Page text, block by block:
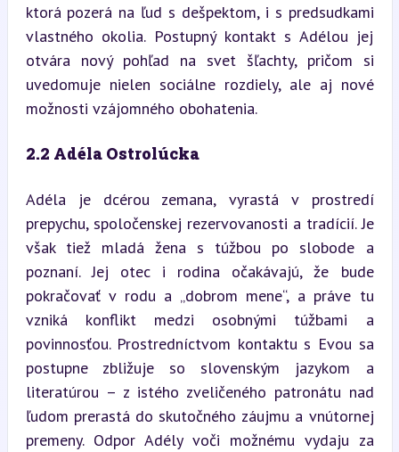
ktorá pozerá na ľud s dešpektom, i s predsudkami
vlastného okolia. Postupný kontakt s Adélou jej
otvára nový pohľad na svet šľachty, pričom si
uvedomuje nielen sociálne rozdiely, ale aj nové
možnosti vzájomného obohatenia.
2.2 Adéla Ostrolúcka
Adéla je dcérou zemana, vyrastá v prostredí
prepychu, spoločenskej rezervovanosti a tradícií. Je
však tiež mladá žena s túžbou po slobode a
poznaní. Jej otec i rodina očakávajú, že bude
pokračovať v rodu a „dobrom mene“, a práve tu
vzniká konflikt medzi osobnými túžbami a
povinnosťou. Prostredníctvom kontaktu s Evou sa
postupne zbližuje so slovenským jazykom a
literatúrou – z istého zveličeného patronátu nad
ľudom prerastá do skutočného záujmu a vnútornej
premeny. Odpor Adély voči možnému vydaju za